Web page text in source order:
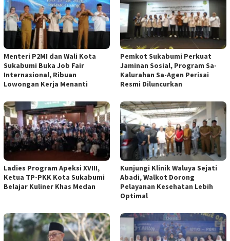
Menteri P2MI dan Wali Kota
Sukabumi Buka Job Fair
Internasional, Ribuan
Lowongan Kerja Menanti
Pemkot Sukabumi Perkuat
Jaminan Sosial, Program Sa-
Kalurahan Sa-Agen Perisai
Resmi Diluncurkan
Ladies Program Apeksi XVIII,
Ketua TP-PKK Kota Sukabumi
Belajar Kuliner Khas Medan
Kunjungi Klinik Waluya Sejati
Abadi, Walkot Dorong
Pelayanan Kesehatan Lebih
Optimal